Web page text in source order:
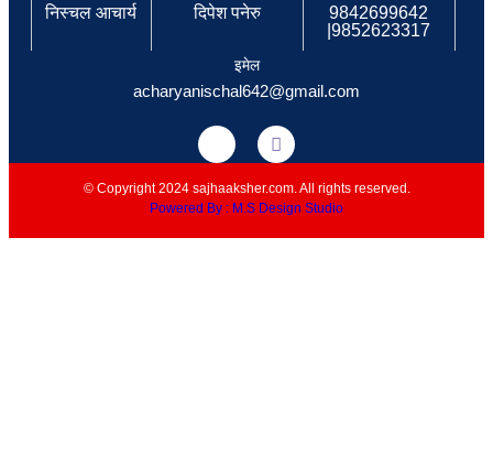
निस्चल आचार्य दिपेश पनेरु
9842699642
|9852623317
इमेल
acharyanischal642@gmail.com
© Copyright 2024 sajhaaksher.com. All rights reserved.
Powered By : M.S Design Studio